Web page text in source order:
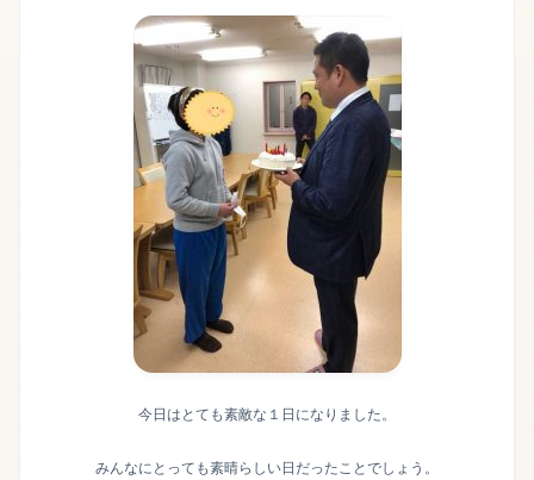
今日はとても素敵な１日になりました。
みんなにとっても素晴らしい日だったことでしょう。